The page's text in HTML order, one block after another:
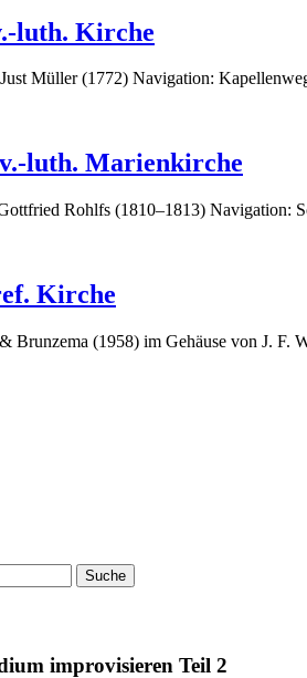
luth. Kirche
Müller (1772) Navigation:
luth. Marienkirche
Rohlfs (1810–1813) Navigation:
Kirche
Brunzema (1958) im Gehäuse von J.
improvisieren Teil 2